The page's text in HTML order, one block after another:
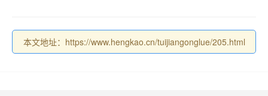
本文地址：https://www.hengkao.cn/tuijiangonglue/205.html